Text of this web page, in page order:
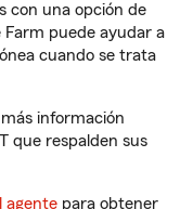
con una opción de
puede ayudar a
cuando se trata
información
que respalden sus
agente para obtener